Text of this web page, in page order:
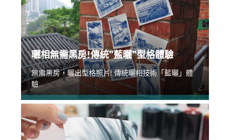
曬相無需黑房!傳統”藍曬”型格體驗
無需黑房，曬出型格照片! 傳統曬相技術「藍曬」體
驗...